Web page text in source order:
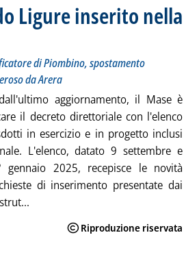
Ligure inserito nella
di Piombino, spostamento
da Arera
aggiornamento, il Mase è
il decreto direttoriale con l'elenco
in esercizio e in progetto inclusi
L'elenco, datato 9 settembre e
gennaio 2025, recepisce le novità
di inserimento presentate dai